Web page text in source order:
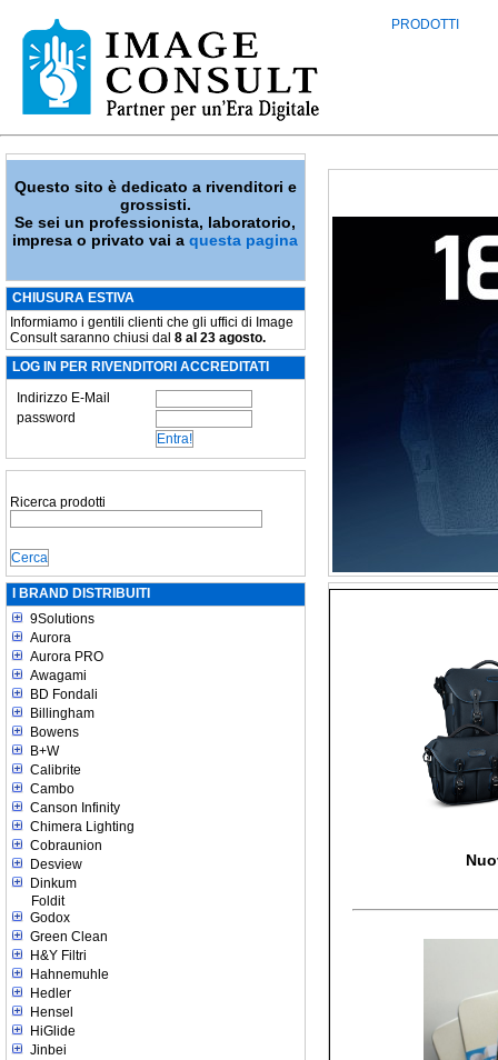
PRODOTTI
Questo sito è dedicato a rivenditori e
grossisti.
Se sei un professionista, laboratorio,
impresa o privato vai aquesta pagina
CHIUSURA ESTIVA
Informiamo i gentili clienti che gli uffici di Image
Consult saranno chiusi dal 8 al 23 agosto.
LOG IN PER RIVENDITORI ACCREDITATI
Indirizzo E-Mail
password
Ricerca prodotti
I BRAND DISTRIBUITI
9Solutions
Aurora
Aurora PRO
Awagami
BD Fondali
Billingham
Bowens
B+W
Calibrite
Cambo
Canson Infinity
Chimera Lighting
Cobraunion
Desview
Dinkum
Foldit
Godox
Green Clean
H&Y Filtri
Hahnemuhle
Hedler
Hensel
HiGlide
Jinbei